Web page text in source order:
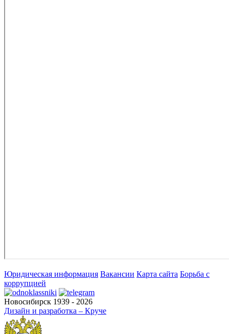
Юридическая информация Вакансии Карта сайта Борьба с
коррупцией
Новосибирск 1939 - 2026
Дизайн и разработка – Круче